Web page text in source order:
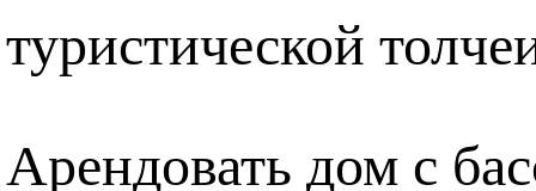
туристической
Арендовать дом с